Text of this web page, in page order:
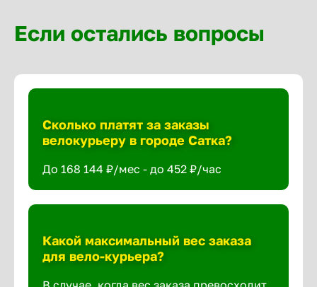
Если остались вопросы
Сколько платят за заказы
велокурьеру в городе Сатка?
До 168 144 ₽/мес - до 452 ₽/час
Какой максимальный вес заказа
для вело-курьера?